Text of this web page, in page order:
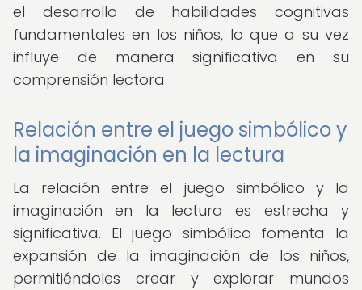
el desarrollo de habilidades cognitivas
fundamentales en los niños, lo que a su vez
influye de manera significativa en su
comprensión lectora.
Relación entre el juego simbólico y
la imaginación en la lectura
La relación entre el juego simbólico y la
imaginación en la lectura es estrecha y
significativa. El juego simbólico fomenta la
expansión de la imaginación de los niños,
permitiéndoles crear y explorar mundos